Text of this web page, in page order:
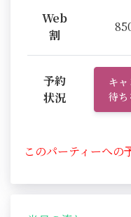
Web
割
予約
状況
キ
待ち
このパーティーへの